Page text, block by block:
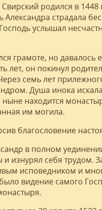
родился в
Александра страдала
услышал
грамоте, но давалось
лет, он покинул
семь лет
Душа инока
находится
им могила.
благословение
в полном
изнурял себя трудом.
исповедником и
видение самого